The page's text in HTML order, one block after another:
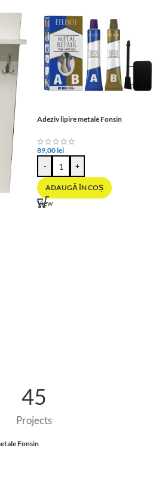
Adeziv lipire metale Fonsin
89,00lei
-
+
ADAUGĂ ÎN COȘ
View
45
Projects
Fonsin